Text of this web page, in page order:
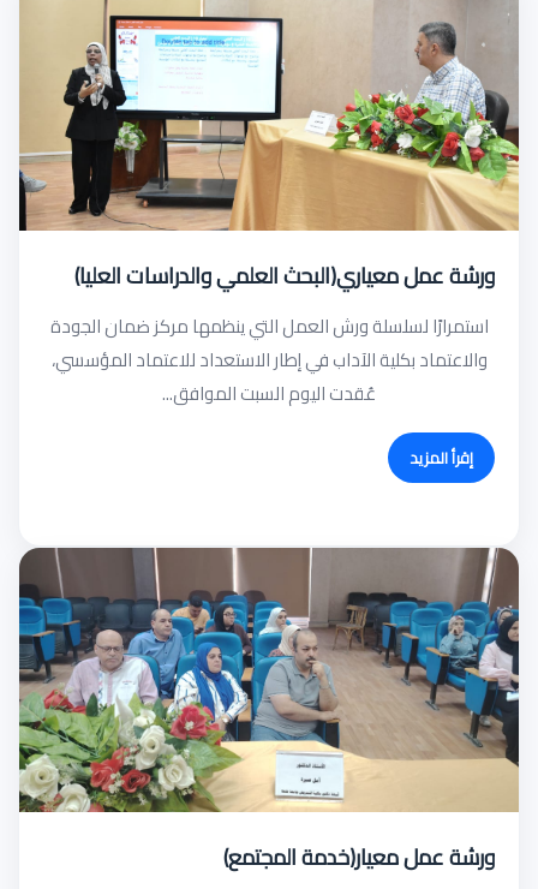
ورشة عمل معياري(البحث العلمي والدراسات العليا)
استمرارًا لسلسلة ورش العمل التي ينظمها مركز ضمان الجودة
والاعتماد بكلية الآداب في إطار الاستعداد للاعتماد المؤسسي،
عُقدت اليوم السبت الموافق...
إقرأ المزيد
ورشة عمل معيار(خدمة المجتمع)